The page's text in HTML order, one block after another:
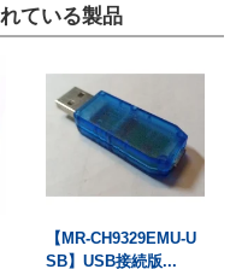
ている製品
【MR-CH9329EMU-U
SB】USB接続版...